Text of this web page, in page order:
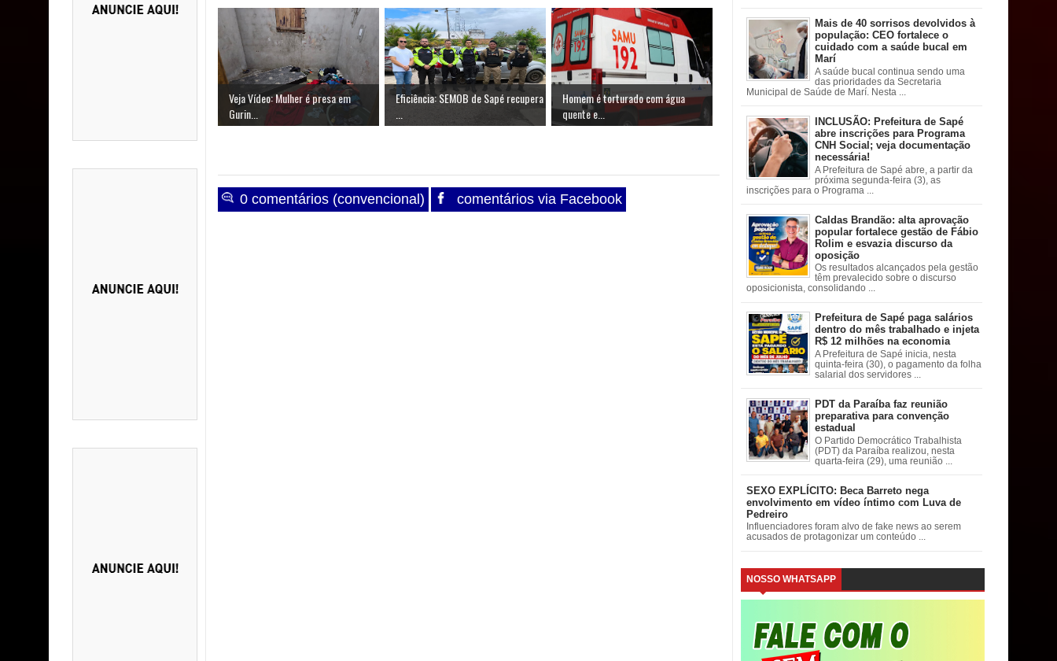
Veja Vídeo: Mulher é presa em
Gurin...
Eficiência: SEMOB de Sapé recupera
Homem é torturado com água
quente e...
0 comentários (convencional) comentários via Facebook
Mais de 40 sorrisos devolvidos à
população: CEO fortalece o
cuidado com a saúde bucal em
Marí
A saúde bucal continua sendo uma
das prioridades da Secretaria
Municipal de Saúde de Marí. Nesta ...
INCLUSÃO: Prefeitura de Sapé
abre inscrições para Programa
CNH Social; veja documentação
necessária!
A Prefeitura de Sapé abre, a partir da
próxima segunda-feira (3), as
inscrições para o Programa ...
Caldas Brandão: alta aprovação
popular fortalece gestão de Fábio
Rolim e esvazia discurso da
oposição
Os resultados alcançados pela gestão
têm prevalecido sobre o discurso
oposicionista, consolidando ...
Prefeitura de Sapé paga salários
dentro do mês trabalhado e injeta
R$ 12 milhões na economia
A Prefeitura de Sapé inicia, nesta
quinta-feira (30), o pagamento da folha
salarial dos servidores ...
PDT da Paraíba faz reunião
preparativa para convenção
estadual
O Partido Democrático Trabalhista
(PDT) da Paraíba realizou, nesta
quarta-feira (29), uma reunião ...
SEXO EXPLÍCITO: Beca Barreto nega
envolvimento em vídeo íntimo com Luva de
Pedreiro
Influenciadores foram alvo de fake news ao serem
acusados de protagonizar um conteúdo ...
NOSSO WHATSAPP